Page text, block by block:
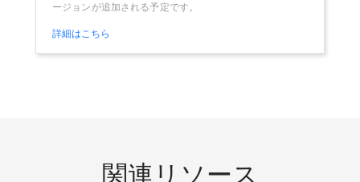
ージョンが追加される予定です。
詳細はこちら
関連リソース